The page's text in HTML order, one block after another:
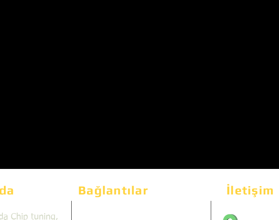
Bağlantılar İletişim
Chip tuning,